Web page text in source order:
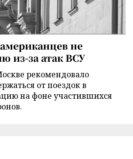
не
из-за атак ВСУ
рекомендовало
от поездок в
на фоне участившихся